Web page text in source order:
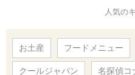
人気の
お土産 フードメニュー
クールジャパン 名探偵コ